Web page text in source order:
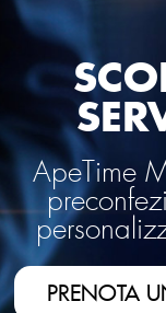
ApeTime
PRENOTA